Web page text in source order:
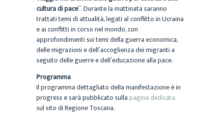
cultura di pace”. Durante la mattinata saranno
trattati temi di attualità, legati al conflitto in Ucraina
e ai conflitti in corso nel mondo, con
approfondimenti sui temi della guerra economica,
delle migrazioni e dell’accoglienza dei migranti a
seguito delle guerre e dell’educazione alla pace.
Programma
Il programma dettagliato della manifestazione è in
progress e sarà pubblicato sullapagina dedicata
sul sito di Regione Toscana.